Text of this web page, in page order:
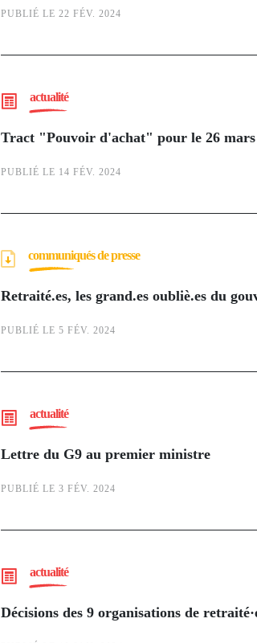
PUBLIÉ LE 22 FÉV. 2024
actualité
Tract "Pouvoir d'achat" pour le 26 mars
PUBLIÉ LE 14 FÉV. 2024
communiqués de presse
Retraité.es, les grand.es oubliè.es du
PUBLIÉ LE 5 FÉV. 2024
actualité
Lettre du G9 au premier ministre
PUBLIÉ LE 3 FÉV. 2024
actualité
Décisions des 9 organisations de